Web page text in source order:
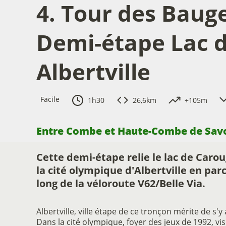
Voir
4. Tour des
Demi-étape Lac
Albertville
Facile 1h30 26,6km +105m
Entre Combe et Haute-Combe de
Cette demi-étape relie le lac de
la cité olympique d'Albertville en
long de la véloroute V62/Belle Via.
Albertville, ville étape de ce tronçon mérite de s'y
Dans la cité olympique, foyer des jeux de 1992,